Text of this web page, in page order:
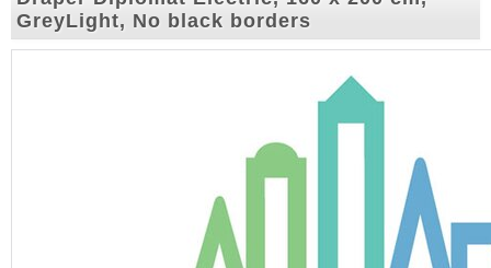
GreyLight, No black borders